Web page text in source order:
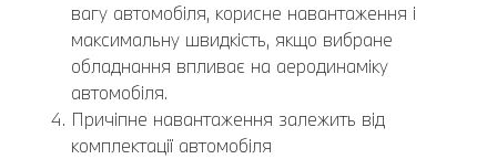
вагу автомобіля, корисне навантаження і
максимальну швидкість, якщо вибране
обладнання впливає на аеродинаміку
автомобіля.
Причіпне навантаження залежить від
комплектації автомобіля